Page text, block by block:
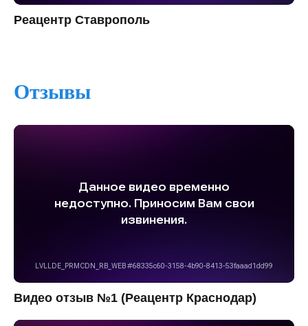
Реацентр Ставрополь
Отзывы
Видео отзыв №1 (Реацентр Краснодар)